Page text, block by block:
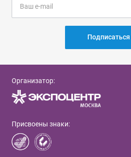
Подписаться
Организатор:
Присвоены знаки: